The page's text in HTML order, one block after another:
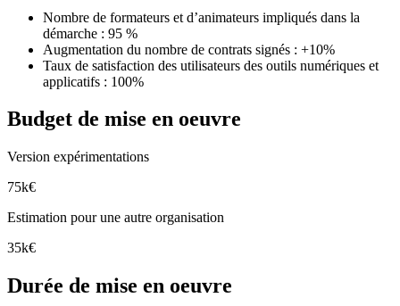
Nombre de formateurs et d’animateurs impliqués dans la
démarche : 95 %
​Augmentation du nombre de contrats signés : +10%​
Taux de satisfaction des utilisateurs des outils numériques et
applicatifs : 100%​
Budget de mise en oeuvre
Version expérimentations
75k€
Estimation pour une autre organisation
35k€
Durée de mise en oeuvre